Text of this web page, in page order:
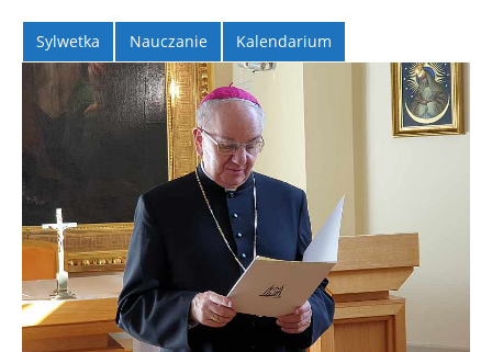
Sylwetka Nauczanie Kalendarium